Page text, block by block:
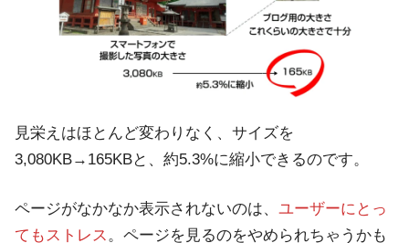
見栄えはほとんど変わりなく、サイズを
3,080KB→165KBと、約5.3%に縮小できるのです。
ページがなかなか表示されないのは、 ユーザーにとっ
てもストレス。ページを見るのをやめられちゃうかも